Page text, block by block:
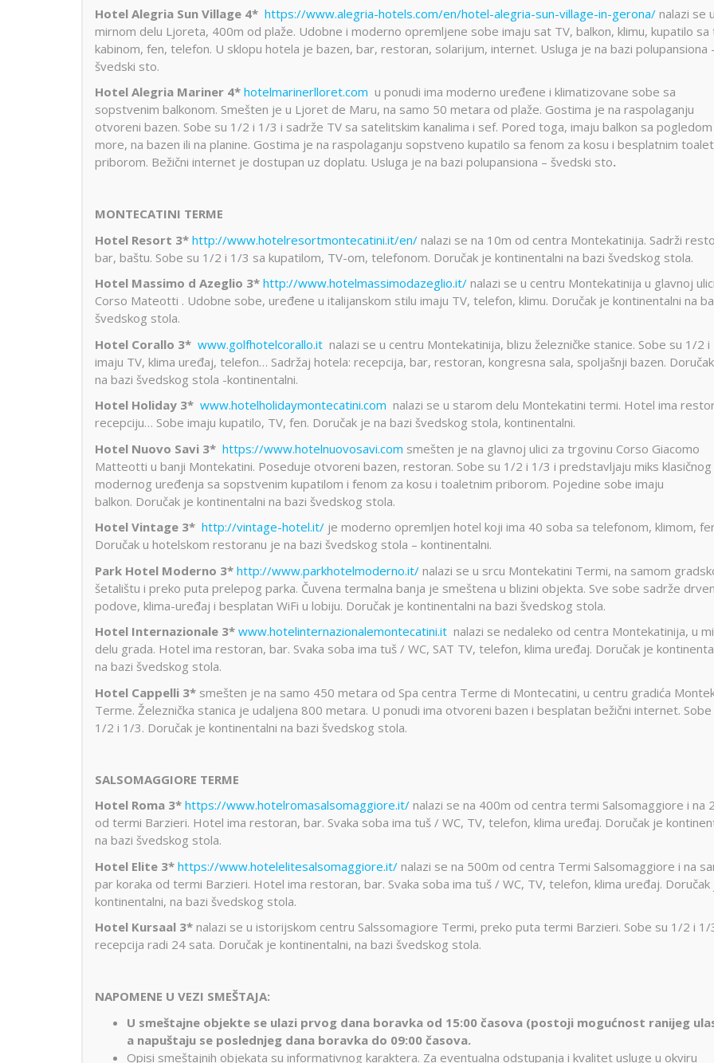
Hotel Alegria Sun Village 4* https://www.alegria-hotels.com/en/hotel-alegria-sun-village-in-gerona/ nalazi se u
mirnom delu Ljoreta, 400m od plaže. Udobne i moderno opremljene sobe imaju sat TV, balkon, klimu, kupatilo sa
kabinom, fen, telefon. U sklopu hotela je bazen, bar, restoran, solarijum, internet. Usluga je na bazi polupansiona
švedski sto.
Hotel Alegria Mariner 4* hotelmarinerlloret.com u ponudi ima moderno uređene i klimatizovane sobe sa
sopstvenim balkonom. Smešten je u Ljoret de Maru, na samo 50 metara od plaže. Gostima je na raspolaganju
otvoreni bazen. Sobe su 1/2 i 1/3 i sadrže TV sa satelitskim kanalima i sef. Pored toga, imaju balkon sa pogledom
more, na bazen ili na planine. Gostima je na raspolaganju sopstveno kupatilo sa fenom za kosu i besplatnim
priborom. Bežični internet je dostupan uz doplatu. Usluga je na bazi polupansiona – švedski sto.
MONTECATINI TERME
Hotel Resort 3* http://www.hotelresortmontecatini.it/en/ nalazi se na 10m od centra Montekatinija. Sadrži
bar, baštu. Sobe su 1/2 i 1/3 sa kupatilom, TV-om, telefonom. Doručak je kontinentalni na bazi švedskog stola.
Hotel Massimo d Azeglio 3* http://www.hotelmassimodazeglio.it/ nalazi se u centru Montekatinija u glavnoj ulici
Corso Mateotti . Udobne sobe, uređene u italijanskom stilu imaju TV, telefon, klimu. Doručak je kontinentalni na
švedskog stola.
Hotel Corallo 3* www.golfhotelcorallo.it nalazi se u centru Montekatinija, blizu železničke stanice. Sobe su 1/2 i
imaju TV, klima uređaj, telefon… Sadržaj hotela: recepcija, bar, restoran, kongresna sala, spoljašnji bazen.
na bazi švedskog stola -kontinentalni.
Hotel Holiday 3* www.hotelholidaymontecatini.com nalazi se u starom delu Montekatini termi. Hotel ima
recepciju… Sobe imaju kupatilo, TV, fen. Doručak je na bazi švedskog stola, kontinentalni.
Hotel Nuovo Savi 3* https://www.hotelnuovosavi.com smešten je na glavnoj ulici za trgovinu Corso Giacomo
Matteotti u banji Montekatini. Poseduje otvoreni bazen, restoran. Sobe su 1/2 i 1/3 i predstavljaju miks klasičnog
modernog uređenja sa sopstvenim kupatilom i fenom za kosu i toaletnim priborom. Pojedine sobe imaju
balkon. Doručak je kontinentalni na bazi švedskog stola.
Hotel Vintage 3* http://vintage-hotel.it/ je moderno opremljen hotel koji ima 40 soba sa telefonom, klimom,
Doručak u hotelskom restoranu je na bazi švedskog stola – kontinentalni.
Park Hotel Moderno 3* http://www.parkhotelmoderno.it/ nalazi se u srcu Montekatini Termi, na samom
šetalištu i preko puta prelepog parka. Čuvena termalna banja je smeštena u blizini objekta. Sve sobe sadrže
podove, klima-uređaj i besplatan WiFi u lobiju. Doručak je kontinentalni na bazi švedskog stola.
Hotel Internazionale 3* www.hotelinternazionalemontecatini.it nalazi se nedaleko od centra Montekatinija, u
delu grada. Hotel ima restoran, bar. Svaka soba ima tuš / WC, SAT TV, telefon, klima uređaj. Doručak je
na bazi švedskog stola.
Hotel Cappelli 3* smešten je na samo 450 metara od Spa centra Terme di Montecatini, u centru gradića
Terme. Železnička stanica je udaljena 800 metara. U ponudi ima otvoreni bazen i besplatan bežični internet. Sobe
1/2 i 1/3. Doručak je kontinentalni na bazi švedskog stola.
SALSOMAGGIORE TERME
Hotel Roma 3* https://www.hotelromasalsomaggiore.it/ nalazi se na 400m od centra termi Salsomaggiore i na
od termi Barzieri. Hotel ima restoran, bar. Svaka soba ima tuš / WC, TV, telefon, klima uređaj. Doručak je
na bazi švedskog stola.
Hotel Elite 3* https://www.hotelelitesalsomaggiore.it/ nalazi se na 500m od centra Termi Salsomaggiore i na
par koraka od termi Barzieri. Hotel ima restoran, bar. Svaka soba ima tuš / WC, TV, telefon, klima uređaj. Doručak
kontinentalni, na bazi švedskog stola.
Hotel Kursaal 3* nalazi se u istorijskom centru Salssomagiore Termi, preko puta termi Barzieri. Sobe su 1/2 i 1/
recepcija radi 24 sata. Doručak je kontinentalni, na bazi švedskog stola.
NAPOMENE U VEZI SMEŠTAJA:
U smeštajne objekte se ulazi prvog dana boravka od 15:00 časova (postoji mogućnost ranijeg
a napuštaju se poslednjeg dana boravka do 09:00 časova.
Opisi smeštajnih objekata su informativnog karaktera. Za eventualna odstupanja i kvalitet usluge u okviru